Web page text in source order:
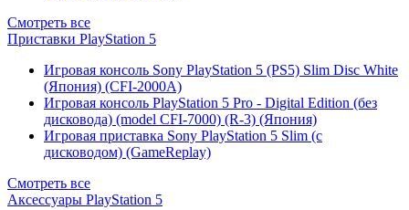
Смотреть все
Приставки PlayStation 5
Игровая консоль Sony PlayStation 5 (PS5) Slim Disc White
(Япония) (CFI-2000A)
Игровая консоль PlayStation 5 Pro - Digital Edition (без
дисковода) (model CFI-7000) (R-3) (Япония)
Игровая приставка Sony PlayStation 5 Slim (с
дисководом) (GameReplay)
Смотреть все
Аксессуары PlayStation 5